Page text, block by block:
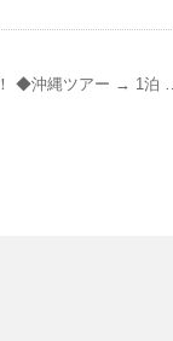
！ ◆沖縄ツアー → 1泊 …